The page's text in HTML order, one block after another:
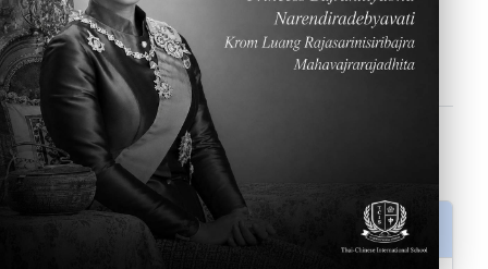
FAQs 學校行事曆 學術專區
常見問題
招生資訊
表演藝術
運動員